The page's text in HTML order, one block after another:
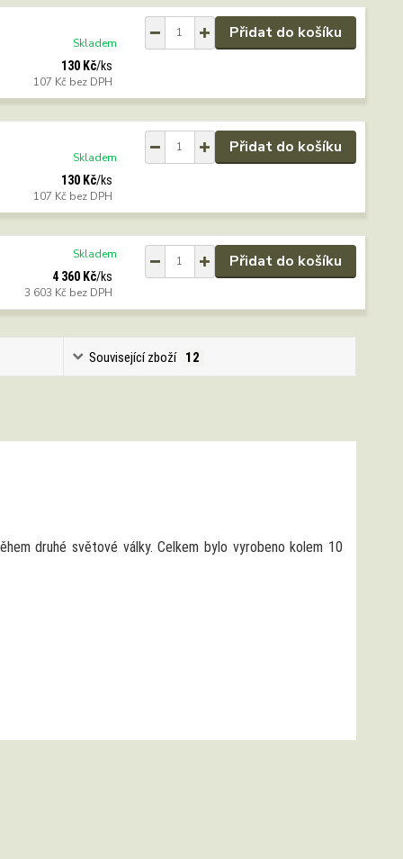
130 Kč/ks
107 Kč bez DPH
Skladem
Přidat do košíku
130 Kč/ks
107 Kč bez DPH
Skladem
Přidat do košíku
4 360 Kč/ks
3 603 Kč bez DPH
Skladem Přidat do košíku
Související zboží 12
druhé světové války. Celkem bylo vyrobeno kolem 10